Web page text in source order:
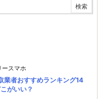
ースマホ
業者おすすめランキング14
がいい？